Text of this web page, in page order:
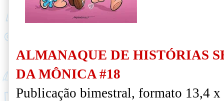
ALMANAQUE DE HISTÓRIAS
DA MÔNICA #18
Publicação bimestral, formato 13,4